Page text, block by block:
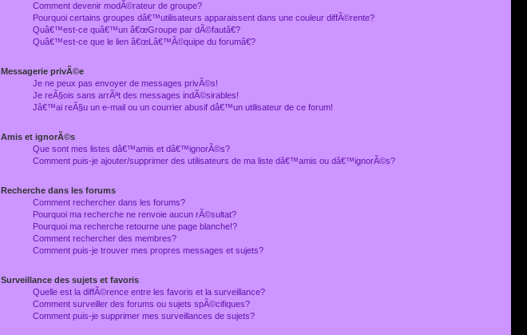
Comment devenir modÃ©rateur de groupe?
Pourquoi certains groupes dâ€™utilisateurs apparaissent dans une couleur diffÃ©rente?
Quâ€™est-ce quâ€™un â€œGroupe par dÃ©fautâ€?
Quâ€™est-ce que le lien â€œLâ€™Ã©quipe du forumâ€?
Messagerie privÃ©e
Je ne peux pas envoyer de messages privÃ©s!
Je reÃ§ois sans arrÃªt des messages indÃ©sirables!
Jâ€™ai reÃ§u un e-mail ou un courrier abusif dâ€™un utilisateur de ce forum!
Amis et ignorÃ©s
Que sont mes listes dâ€™amis et dâ€™ignorÃ©s?
Comment puis-je ajouter/supprimer des utilisateurs de ma liste dâ€™amis ou dâ€™ignorÃ©s?
Recherche dans les forums
Comment rechercher dans les forums?
Pourquoi ma recherche ne renvoie aucun rÃ©sultat?
Pourquoi ma recherche retourne une page blanche!?
Comment rechercher des membres?
Comment puis-je trouver mes propres messages et sujets?
Surveillance des sujets et favoris
Quelle est la diffÃ©rence entre les favoris et la surveillance?
Comment surveiller des forums ou sujets spÃ©cifiques?
Comment puis-je supprimer mes surveillances de sujets?